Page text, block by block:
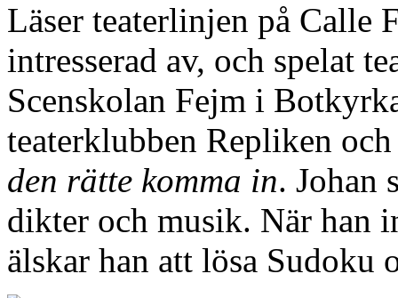
Läser teaterlinjen på Calle
intresserad av, och spelat
Scenskolan Fejm i
teaterklubben Repliken
den rätte komma in. Johan
dikter och musik. När han
älskar han att lösa Sudoku